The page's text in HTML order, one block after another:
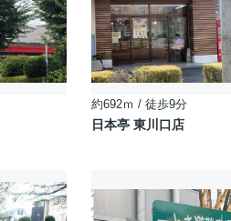
約692ｍ / 徒歩9分
日本亭 東川口店